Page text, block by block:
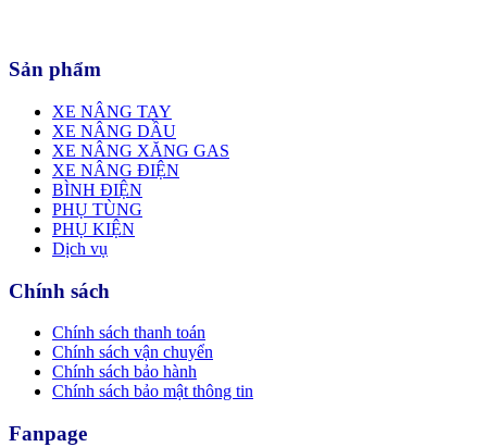
Sản phẩm
XE NÂNG TAY
XE NÂNG DẦU
XE NÂNG XĂNG GAS
XE NÂNG ĐIỆN
BÌNH ĐIỆN
PHỤ TÙNG
PHỤ KIỆN
Dịch vụ
Chính sách
Chính sách thanh toán
Chính sách vận chuyển
Chính sách bảo hành
Chính sách bảo mật thông tin
Fanpage